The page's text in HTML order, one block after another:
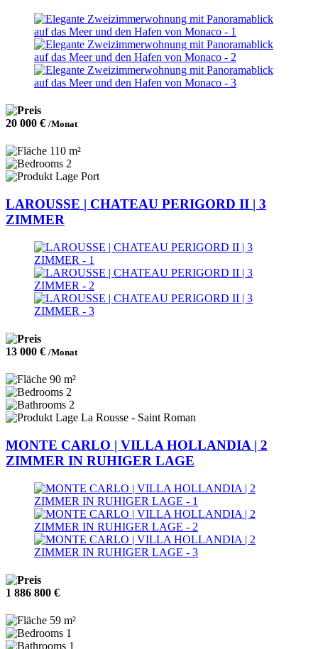
20 000 € /Monat
110 m²
2
Port
LAROUSSE | CHATEAU PERIGORD II | 3
ZIMMER
13 000 € /Monat
90 m²
2
2
La Rousse - Saint Roman
MONTE CARLO | VILLA HOLLANDIA | 2
ZIMMER IN RUHIGER LAGE
1 886 800 €
59 m²
1
1